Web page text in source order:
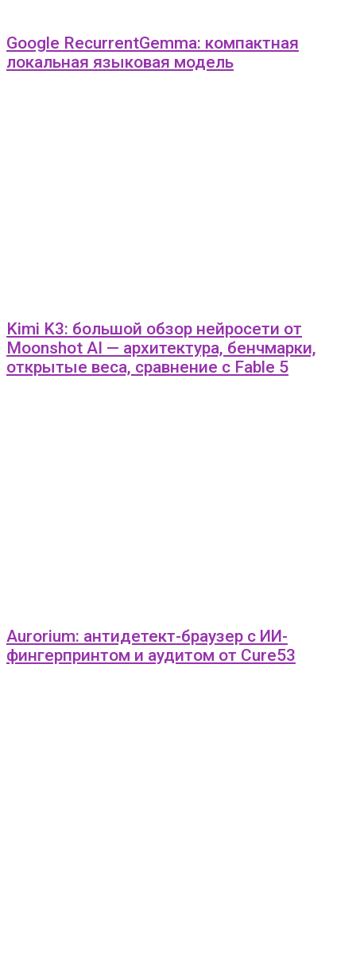
Google RecurrentGemma: компактная
локальная языковая модель
Kimi K3: большой обзор нейросети от
Moonshot AI — архитектура, бенчмарки,
открытые веса, сравнение с Fable 5
Aurorium: антидетект-браузер с ИИ-
фингерпринтом и аудитом от Cure53